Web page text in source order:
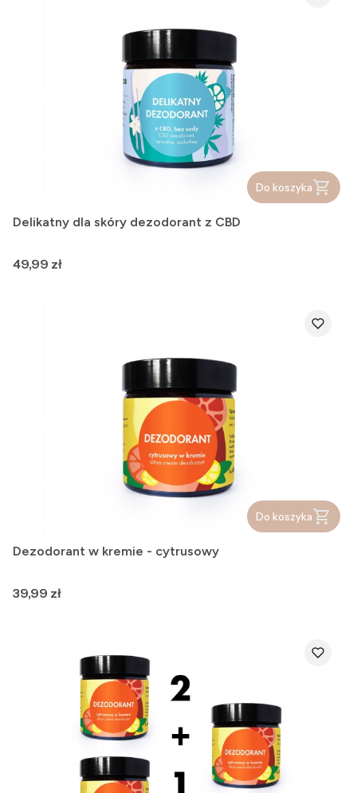
Do koszyka
Delikatny dla skóry dezodorant z CBD
Cena
49,99 zł
Do koszyka
Dezodorant w kremie - cytrusowy
Cena
39,99 zł